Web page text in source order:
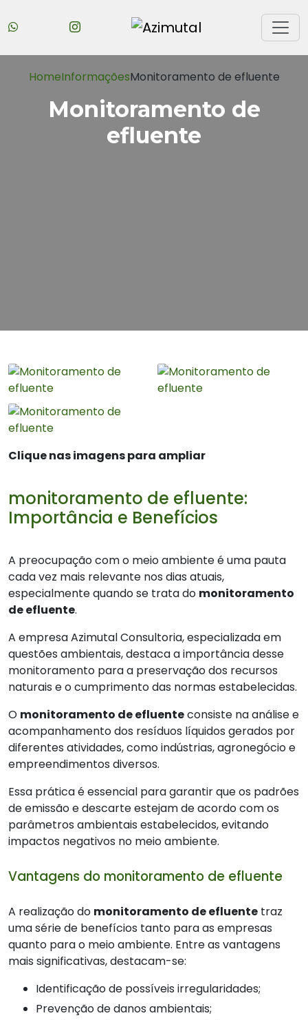
HomeInformaçõesMonitoramento de efluente
Monitoramento de
efluente
Clique nas imagens para ampliar
monitoramento de efluente:
Importância e Benefícios
A preocupação com o meio ambiente é uma pauta
cada vez mais relevante nos dias atuais,
especialmente quando se trata do monitoramento
de efluente.
A empresa Azimutal Consultoria, especializada em
questões ambientais, destaca a importância desse
monitoramento para a preservação dos recursos
naturais e o cumprimento das normas estabelecidas.
O monitoramento de efluenteconsiste na análise e
acompanhamento dos resíduos líquidos gerados por
diferentes atividades, como indústrias, agronegócio e
empreendimentos diversos.
Essa prática é essencial para garantir que os padrões
de emissão e descarte estejam de acordo com os
parâmetros ambientais estabelecidos, evitando
impactos negativos no meio ambiente.
Vantagens do monitoramento de efluente
A realização do monitoramento de efluente traz
uma série de benefícios tanto para as empresas
quanto para o meio ambiente. Entre as vantagens
mais significativas, destacam-se:
Identificação de possíveis irregularidades;
Prevenção de danos ambientais;